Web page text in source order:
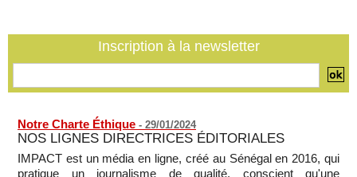
SENEGAL - Les Unes de la presse quotidienne du 7 août
Inscription à la newsletter
Notre Charte Éthique - 29/01/2024
NOS LIGNES DIRECTRICES ÉDITORIALES
IMPACT est un média en ligne, créé au Sénégal en 2016, qui
pratique un journalisme de qualité, conscient qu'une